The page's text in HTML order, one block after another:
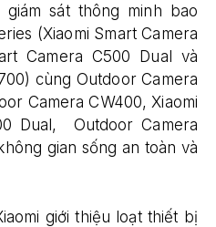
giám sát thông minh bao
(Xiaomi Smart Camera
Camera C500 Dual và
cùng Outdoor Camera
Camera CW400, Xiaomi
Dual, Outdoor Camera
gian sống an toàn và
giới thiệu loạt thiết bị